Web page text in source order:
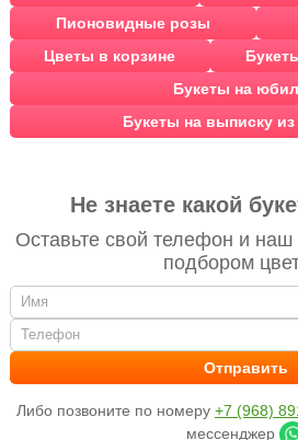
Пионовидные розы
Цветы в корзине
Букеты на
Букеты на выписку
Не знаете какой
Оставьте свой телефон и
подбором
Либо позвоните по номеру +7 (968)
мессенджер